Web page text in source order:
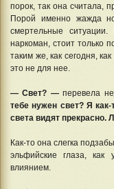
порок, так она считала,
Порой именно жажда
смертельные
наркоман, стоит только
таким же, как сегодня,
это не для нее.
— Свет? —перевела
тебе нужен свет? Я
света видят прекрасно.
Как-то она слегка
эльфийские глаза,
влиянием.